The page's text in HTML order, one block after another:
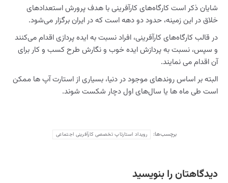
شایان ذکر است کارگاه‌های کارآفرینی با هدف پرورش استعدادهای
خلاق در این زمینه، حدود دو دهه است که در ایران برگزار می‌شود.
در قالب کارگاه‌های کارآفرینی، افراد نسبت به ایده پردازی اقدام می‌کنند
و سپس، نسبت به پردازش ایده خوب و نگارش طرح کسب و کار برای
آن اقدام می نمایند.
البته بر اساس روندهای موجود در دنیا، بسیاری از استارت آپ ها ممکن
است طی ماه ها یا سال‌های اول دچار شکست شوند.
برچسب‌ها: رویداد استارتاپ تخصصی کارآفرینی اجتماعی
دیدگاهتان را بنویسید